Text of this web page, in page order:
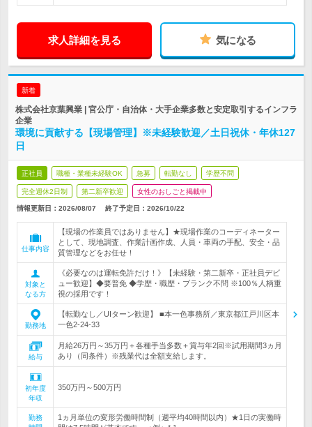
求人詳細を見る 気になる
新着
株式会社京葉興業 | 官公庁・自治体・大手企業多数と安定取引するインフラ
企業
環境に貢献する【現場管理】※未経験歓迎／土日祝休・年休127
日
正社員 職種・業種未経験OK 急募 転勤なし 学歴不問
完全週休2日制 第二新卒歓迎 女性のおしごと掲載中
情報更新日：2026/08/07 終了予定日： 2026/10/22
仕事内容
【現場の作業員ではありません】★現場作業のコーディネーター
として、現地調査、作業計画作成、人員・車両の手配、安全・品
質管理などをお任せ！
対象と
なる方
《必要なのは運転免許だけ！》【未経験・第二新卒・正社員デビ
ュー歓迎】◆要普免 ◆学歴・職歴・ブランク不問 ※100％人柄重
視の採用です！
勤務地
【転勤なし／UIターン歓迎】 ■本一色事務所／東京都江戸川区本
一色2-24-33
給与
月給26万円～35万円＋各種手当多数＋賞与年2回※試用期間3ヵ月
あり（同条件）※残業代は全額支給します。
初年度
年収
350万円～500万円
勤務
1ヵ月単位の変形労働時間制（週平均40時間以内）★1日の実働時